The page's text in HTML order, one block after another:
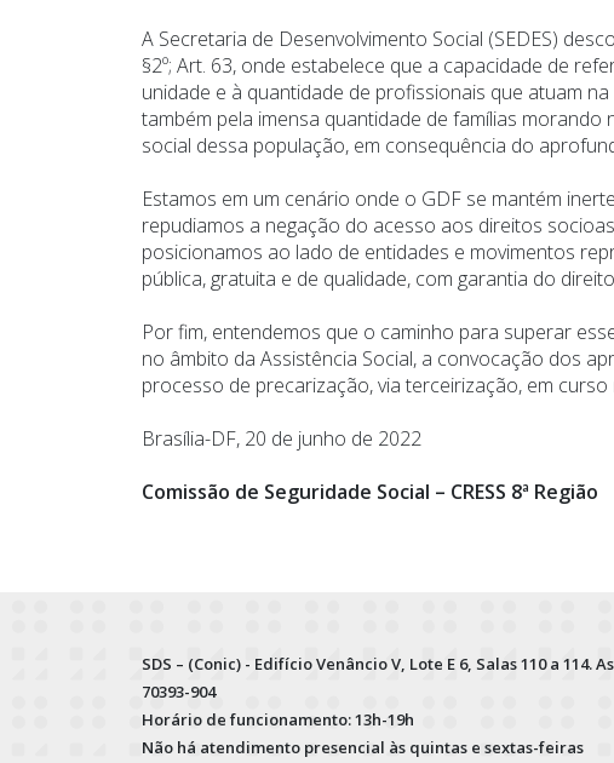
A Secretaria de Desenvolvimento Social (SEDES)
§2º; Art. 63, onde estabelece que a capacidade de
unidade e à quantidade de profissionais que atuam
também pela imensa quantidade de famílias
social dessa população, em consequência do
Estamos em um cenário onde o GDF se mantém
repudiamos a negação do acesso aos direitos
posicionamos ao lado de entidades e movimentos
pública, gratuita e de qualidade, com garantia do
Por fim, entendemos que o caminho para superar
no âmbito da Assistência Social, a convocação dos
processo de precarização, via terceirização, em
Brasília-DF, 20 de junho de 2022
Comissão de Seguridade Social – CRESS 8ª Região
SDS – (Conic) - Edifício Venâncio V, Lote E 6, Salas 110 a 114.
70393-904
Horário de funcionamento: 13h-19h
Não há atendimento presencial às quintas e sextas-feiras